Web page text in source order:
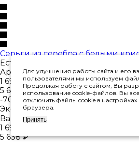
Серьги из серебра с белыми
Есть в наличии
Арт.: 2340294318-10
1 692
₽ /шт
5 638
₽
-70
Экономия3 946
Варианты цен
1 692
5 638₽
Для улучшения работы сайта и его
пользователями мы используем
Продолжая работу с сайтом, Вы
использование cookie-файлов. Вы
отключить файлы cookie в
браузера.
Принять